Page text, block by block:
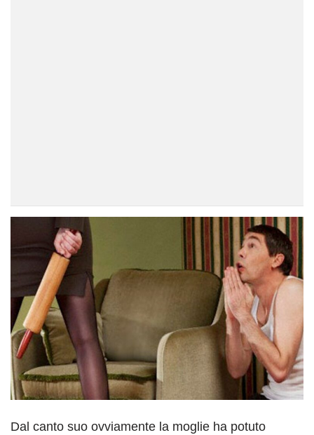
Dal canto suo ovviamente la moglie ha potuto